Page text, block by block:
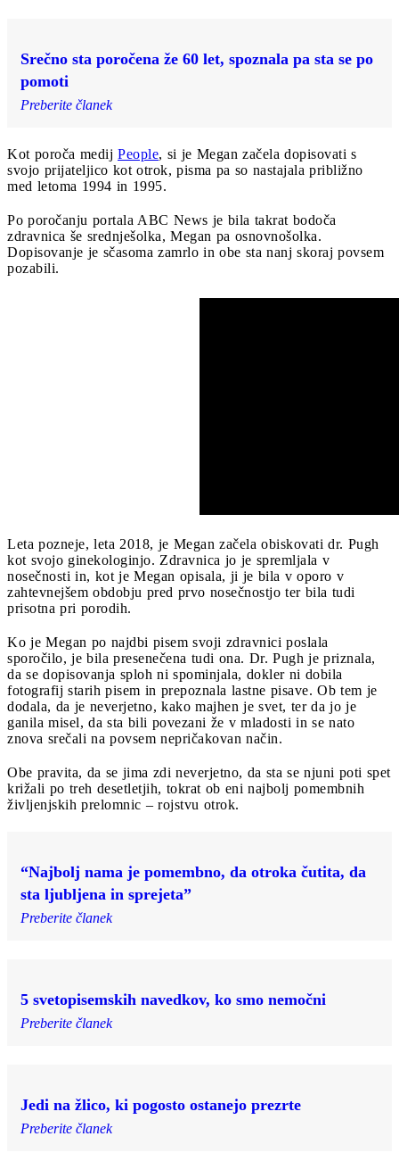
Srečno sta poročena že 60 let, spoznala pa sta se po
pomoti
Preberite članek
Kot poroča medij People, si je Megan začela dopisovati s
svojo prijateljico kot otrok, pisma pa so nastajala približno
med letoma 1994 in 1995.
Po poročanju portala ABC News je bila takrat bodoča
zdravnica še srednješolka, Megan pa osnovnošolka.
Dopisovanje je sčasoma zamrlo in obe sta nanj skoraj povsem
pozabili.
Leta pozneje, leta 2018, je Megan začela obiskovati dr. Pugh
kot svojo ginekologinjo. Zdravnica jo je spremljala v
nosečnosti in, kot je Megan opisala, ji je bila v oporo v
zahtevnejšem obdobju pred prvo nosečnostjo ter bila tudi
prisotna pri porodih.
Ko je Megan po najdbi pisem svoji zdravnici poslala
sporočilo, je bila presenečena tudi ona. Dr. Pugh je priznala,
da se dopisovanja sploh ni spominjala, dokler ni dobila
fotografij starih pisem in prepoznala lastne pisave. Ob tem je
dodala, da je neverjetno, kako majhen je svet, ter da jo je
ganila misel, da sta bili povezani že v mladosti in se nato
znova srečali na povsem nepričakovan način.
Obe pravita, da se jima zdi neverjetno, da sta se njuni poti spet
križali po treh desetletjih, tokrat ob eni najbolj pomembnih
življenjskih prelomnic – rojstvu otrok.
“Najbolj nama je pomembno, da otroka čutita, da
sta ljubljena in sprejeta”
Preberite članek
5 svetopisemskih navedkov, ko smo nemočni
Preberite članek
Jedi na žlico, ki pogosto ostanejo prezrte
Preberite članek